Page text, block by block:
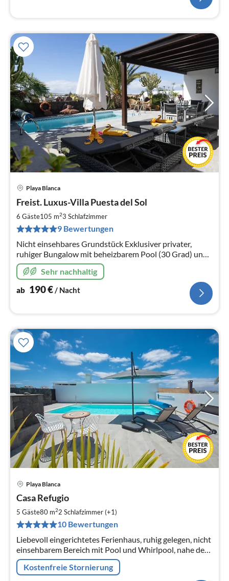
Playa Blanca
Freist. Luxus-Villa Puesta del Sol
6 Gäste105 m23 Schlafzimmer
9 Bewertungen
Nicht einsehbares Grundstück Exklusiver privater,
ruhiger Bungalow mit beheizbarem Pool (30 Grad) und
Komfort-Whirlpool (medizinisch anwendbar) sowie
liebevoll angelegter Garten
Sehr nachhaltig
ab 190€/ Nacht
Playa Blanca
Casa Refugio
5 Gäste80 m22 Schlafzimmer (+1)
10 Bewertungen
Liebevoll eingerichtetes Ferienhaus, ruhig gelegen, nicht
einsehbarem Bereich mit Pool und Whirlpool, nahe der
zauberhaften Papagayo Strände.
Kostenfreie Stornierung